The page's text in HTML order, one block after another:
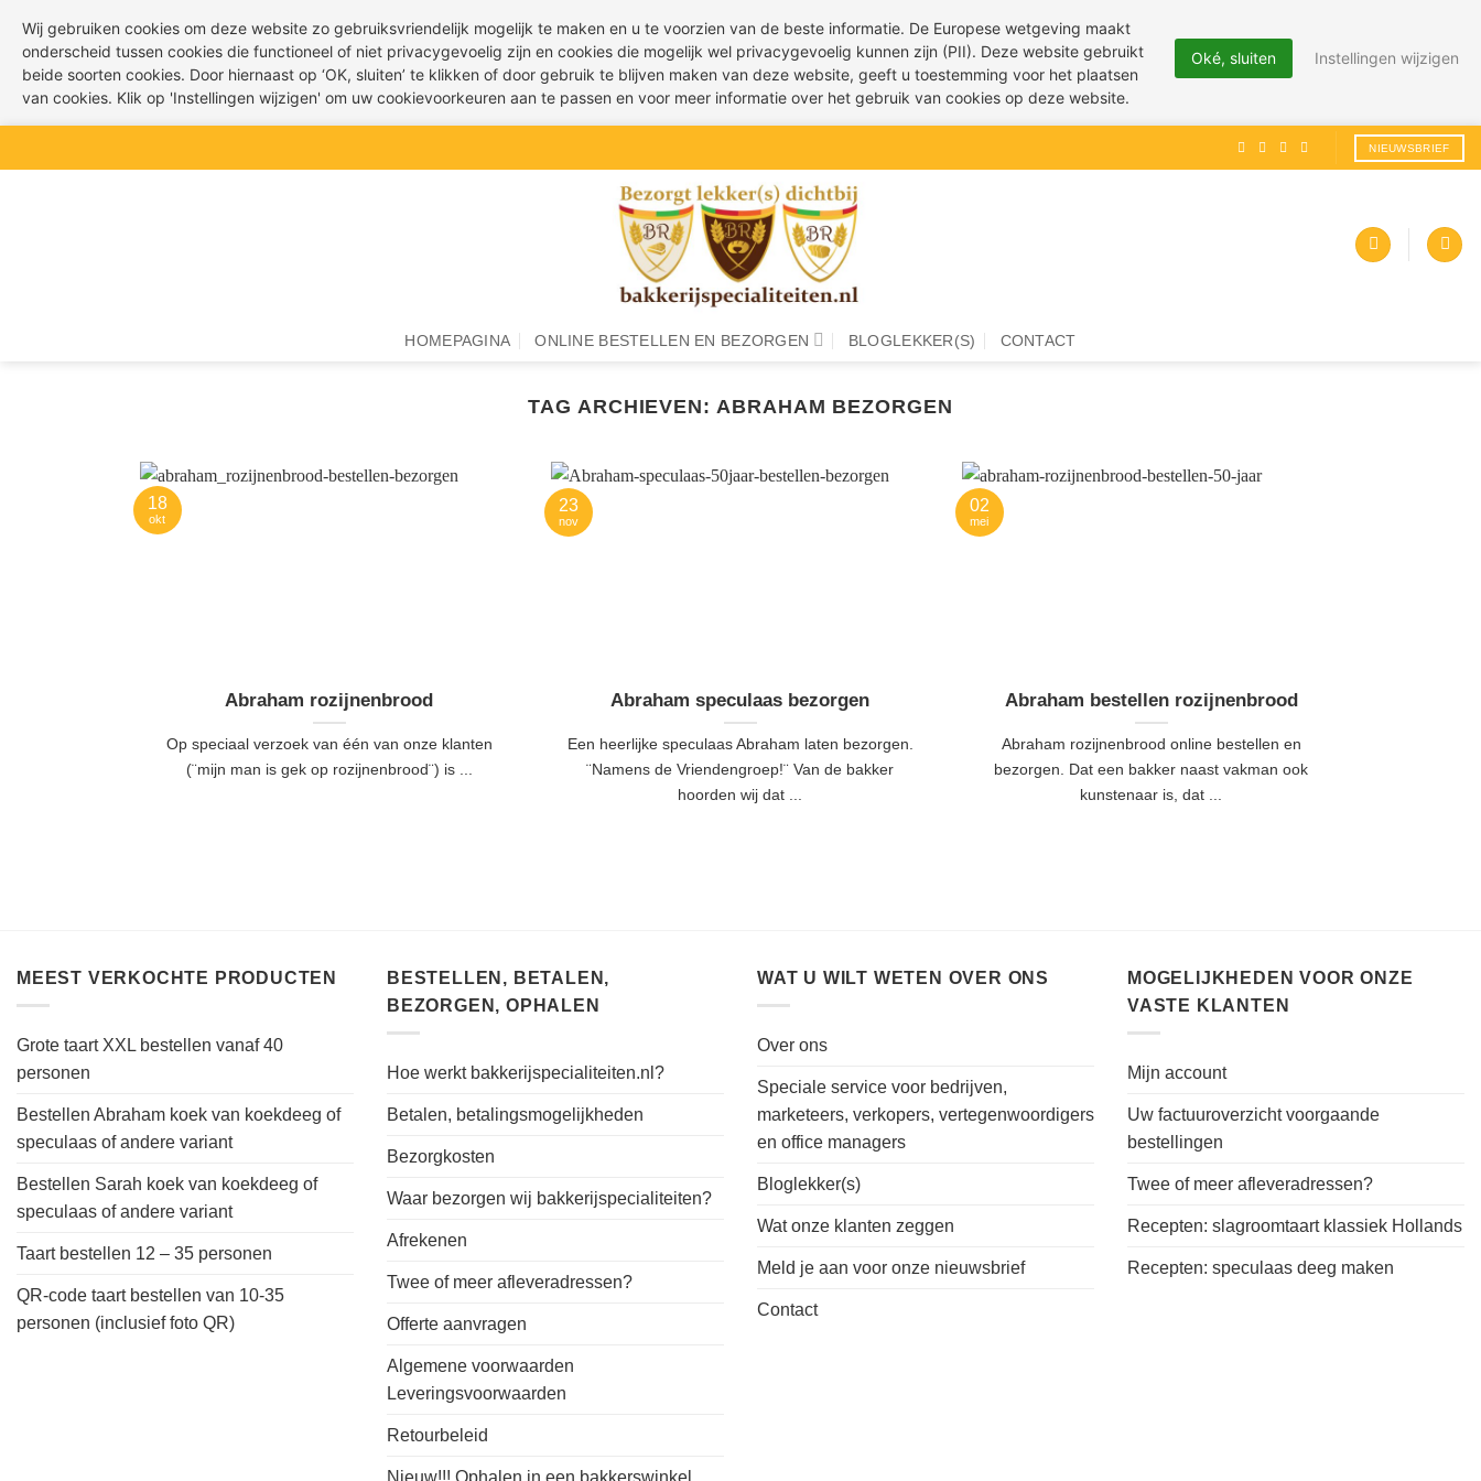
naar
NIEUWSBRIEF
HOMEPAGINA ONLINE BESTELLEN EN BEZORGEN BLOGLEKKER(S) CONTACT
TAG ARCHIEVEN: ABRAHAM BEZORGEN
Abraham rozijnenbrood
Op speciaal verzoek van één van onze klanten
(¨mijn man is gek op rozijnenbrood¨) is ...
18
okt
Abraham speculaas bezorgen
Een heerlijke speculaas Abraham laten bezorgen.
¨Namens de Vriendengroep!¨ Van de bakker
hoorden wij dat ...
23
nov
Abraham bestellen rozijnenbrood
Abraham rozijnenbrood online bestellen en
bezorgen. Dat een bakker naast vakman ook
kunstenaar is, dat ...
02
mei
MEEST VERKOCHTE PRODUCTEN
Grote taart XXL bestellen vanaf 40
personen
Bestellen Abraham koek van koekdeeg of
speculaas of andere variant
Bestellen Sarah koek van koekdeeg of
speculaas of andere variant
Taart bestellen 12 – 35 personen
QR-code taart bestellen van 10-35
personen (inclusief foto QR)
BESTELLEN, BETALEN,
BEZORGEN, OPHALEN
Hoe werkt bakkerijspecialiteiten.nl?
Betalen, betalingsmogelijkheden
Bezorgkosten
Waar bezorgen wij bakkerijspecialiteiten?
Afrekenen
Twee of meer afleveradressen?
Offerte aanvragen
Algemene voorwaarden
Leveringsvoorwaarden
Retourbeleid
Nieuw!!! Ophalen in een bakkerswinkel
WAT U WILT WETEN OVER ONS
Over ons
Speciale service voor bedrijven,
marketeers, verkopers, vertegenwoordigers
en office managers
Bloglekker(s)
Wat onze klanten zeggen
Meld je aan voor onze nieuwsbrief
Contact
MOGELIJKHEDEN VOOR ONZE
VASTE KLANTEN
Mijn account
Uw factuuroverzicht voorgaande
bestellingen
Twee of meer afleveradressen?
Recepten: slagroomtaart klassiek Hollands
Recepten: speculaas deeg maken
Wij gebruiken cookies om deze website zo gebruiksvriendelijk mogelijk te maken en u te voorzien van de beste informatie. De Europese wetgeving maakt
onderscheid tussen cookies die functioneel of niet privacygevoelig zijn en cookies die mogelijk wel privacygevoelig kunnen zijn (PII). Deze website gebruikt
beide soorten cookies. Door hiernaast op ‘OK, sluiten’ te klikken of door gebruik te blijven maken van deze website, geeft u toestemming voor het plaatsen
van cookies. Klik op 'Instellingen wijzigen' om uw cookievoorkeuren aan te passen en voor meer informatie over het gebruik van cookies op deze website.
Oké, sluiten Instellingen wijzigen